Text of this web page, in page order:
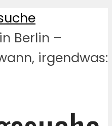
Berlin –
irgendwas: